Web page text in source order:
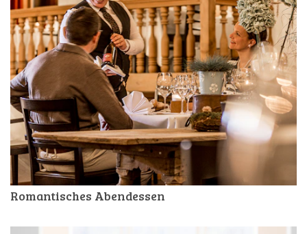
Romantisches Abendessen